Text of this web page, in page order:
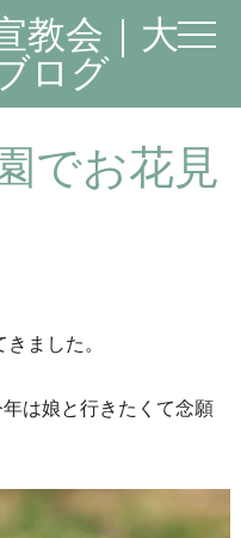
教会｜大
ログ
でお花見
ました。
は娘と行きたくて念願